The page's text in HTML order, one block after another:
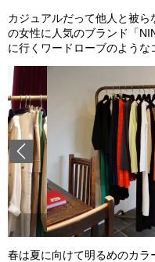
カジュアルだって他人と被
の女性に人気のブランド「
に行くワードローブのような
Previous
春は夏に向けて明るめのカ